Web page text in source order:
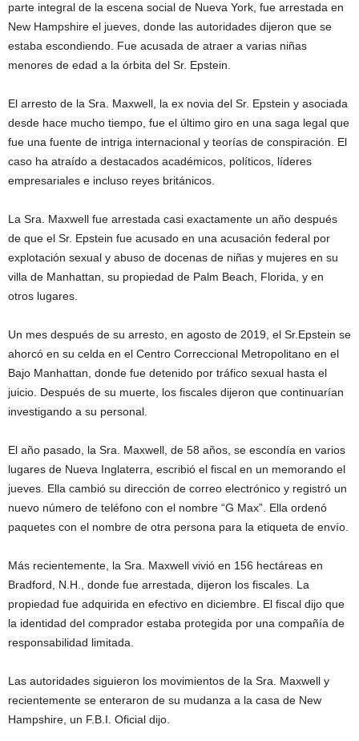
parte integral de la escena social de Nueva York, fue arrestada en
New Hampshire el jueves, donde las autoridades dijeron que se
estaba escondiendo. Fue acusada de atraer a varias niñas
menores de edad a la órbita del Sr. Epstein.
El arresto de la Sra. Maxwell, la ex novia del Sr. Epstein y asociada
desde hace mucho tiempo, fue el último giro en una saga legal que
fue una fuente de intriga internacional y teorías de conspiración. El
caso ha atraído a destacados académicos, políticos, líderes
empresariales e incluso reyes británicos.
La Sra. Maxwell fue arrestada casi exactamente un año después
de que el Sr. Epstein fue acusado en una acusación federal por
explotación sexual y abuso de docenas de niñas y mujeres en su
villa de Manhattan, su propiedad de Palm Beach, Florida, y en
otros lugares.
Un mes después de su arresto, en agosto de 2019, el Sr.Epstein se
ahorcó en su celda en el Centro Correccional Metropolitano en el
Bajo Manhattan, donde fue detenido por tráfico sexual hasta el
juicio. Después de su muerte, los fiscales dijeron que continuarían
investigando a su personal.
El año pasado, la Sra. Maxwell, de 58 años, se escondía en varios
lugares de Nueva Inglaterra, escribió el fiscal en un memorando el
jueves. Ella cambió su dirección de correo electrónico y registró un
nuevo número de teléfono con el nombre “G Max”. Ella ordenó
paquetes con el nombre de otra persona para la etiqueta de envío.
Más recientemente, la Sra. Maxwell vivió en 156 hectáreas en
Bradford, N.H., donde fue arrestada, dijeron los fiscales. La
propiedad fue adquirida en efectivo en diciembre. El fiscal dijo que
la identidad del comprador estaba protegida por una compañía de
responsabilidad limitada.
Las autoridades siguieron los movimientos de la Sra. Maxwell y
recientemente se enteraron de su mudanza a la casa de New
Hampshire, un F.B.I. Oficial dijo.